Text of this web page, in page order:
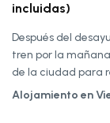
incluidas)
Después del
tren por la
de la ciudad para
Alojamiento en